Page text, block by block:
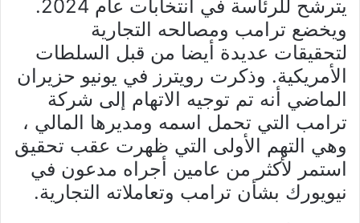
يترشح للرئاسة في انتخابات عام 2024.
ويخضع ترامب ومصالحه التجارية
لتحقيقات عديدة أيضا من قبل السلطات
الأمريكية. وذكرت رويترز في يونيو حزيران
الماضي أنه تم توجيه الاتهام إلى شركة
ترامب التي تحمل اسمه ومديرها المالي ،
وهي التهم الأولى التي ظهرت عقب تحقيق
استمر لأكثر من عامين أجراه مدعون في
نيويورك بشأن ترامب وتعاملاته التجارية.